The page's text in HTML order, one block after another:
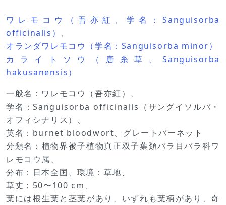
ワレモコウ（吾亦紅、学名：Sanguisorba
officinalis） 、
オランダワレモコウ（学名：Sanguisorba minor）
カライトソウ（唐糸草、Sanguisorba
hakusanensis）
一般名：ワレモコウ（吾亦紅）、
学名：Sanguisorba officinalis（サングイソルバ・
オフィシナリス）、
英名：burnet bloodwort、グレートバーネット
分類名：植物界被子植物真正双子葉類バラ目バラ科ワ
レモコウ属、
分布：日本全国、環境：草地、
草丈：50〜100 cm、
葉には根生葉と茎葉があり、いずれも葉柄があり、奇